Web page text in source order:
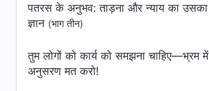
पतरस के अनुभव: ताड़ना और न्याय का उसका
ज्ञान (भाग तीन)
तुम लोगों को कार्य को समझना चाहिए—भ्रम में
अनुसरण मत करो!